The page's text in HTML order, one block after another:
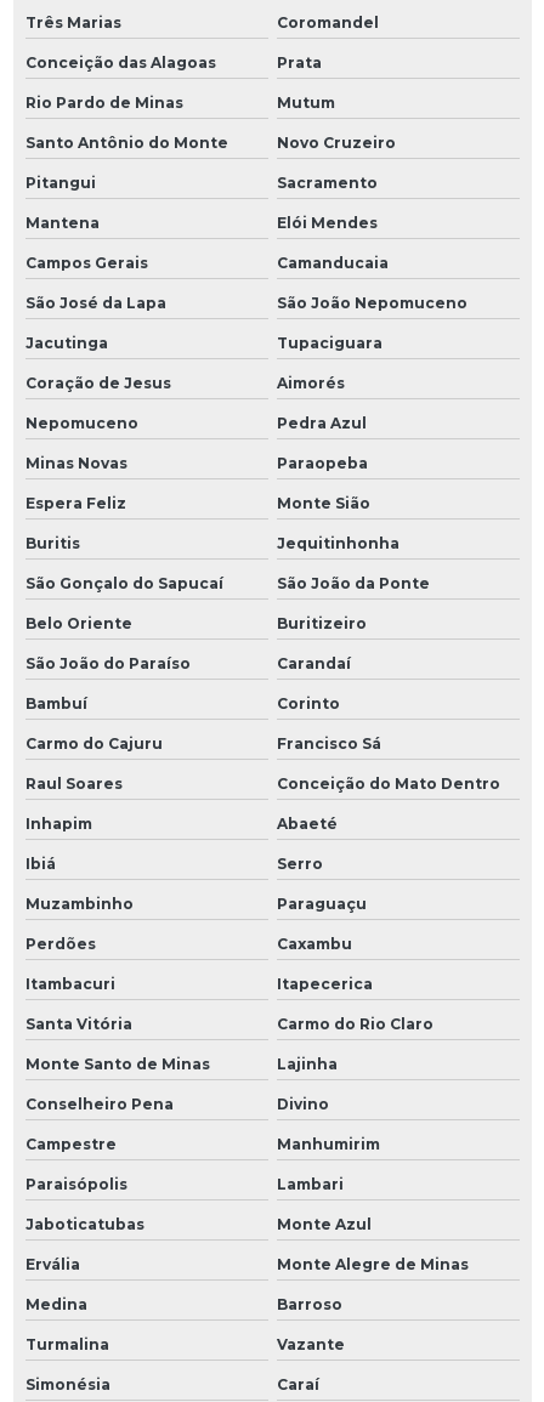
Três Marias Coromandel
Conceição das Alagoas Prata
Rio Pardo de Minas Mutum
Santo Antônio do Monte Novo Cruzeiro
Pitangui Sacramento
Mantena Elói Mendes
Campos Gerais Camanducaia
São José da Lapa São João Nepomuceno
Jacutinga Tupaciguara
Coração de Jesus Aimorés
Nepomuceno Pedra Azul
Minas Novas Paraopeba
Espera Feliz Monte Sião
Buritis Jequitinhonha
São Gonçalo do Sapucaí São João da Ponte
Belo Oriente Buritizeiro
São João do Paraíso Carandaí
Bambuí Corinto
Carmo do Cajuru Francisco Sá
Raul Soares Conceição do Mato Dentro
Inhapim Abaeté
Ibiá Serro
Muzambinho Paraguaçu
Perdões Caxambu
Itambacuri Itapecerica
Santa Vitória Carmo do Rio Claro
Monte Santo de Minas Lajinha
Conselheiro Pena Divino
Campestre Manhumirim
Paraisópolis Lambari
Jaboticatubas Monte Azul
Ervália Monte Alegre de Minas
Medina Barroso
Turmalina Vazante
Simonésia Caraí